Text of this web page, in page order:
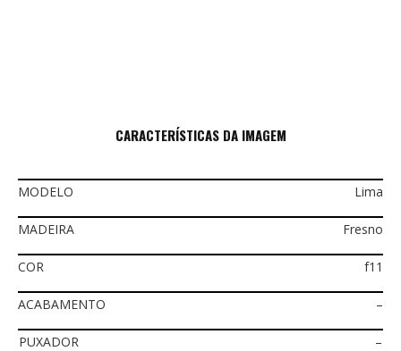
CARACTERÍSTICAS DA IMAGEM
MODELO Lima
MADEIRA Fresno
COR f11
ACABAMENTO –
PUXADOR –